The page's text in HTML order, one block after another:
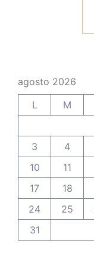
agosto 2026
L
M
3
4
10
11
17
18
24
25
31